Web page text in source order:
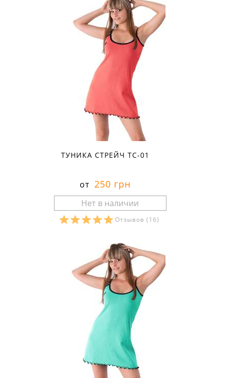
ТУНИКА СТРЕЙЧ ТС-01
от 250 грн
Отзывов (16)